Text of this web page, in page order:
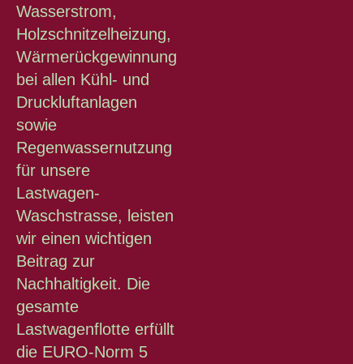
Wasserstrom,
Holzschnitzelheizung,
Wärmerückgewinnung
bei allen Kühl- und
Druckluftanlagen
sowie
Regenwassernutzung
für unsere
Lastwagen-
Waschstrasse, leisten
wir einen wichtigen
Beitrag zur
Nachhaltigkeit. Die
gesamte
Lastwagenflotte erfüllt
die EURO-Norm 5